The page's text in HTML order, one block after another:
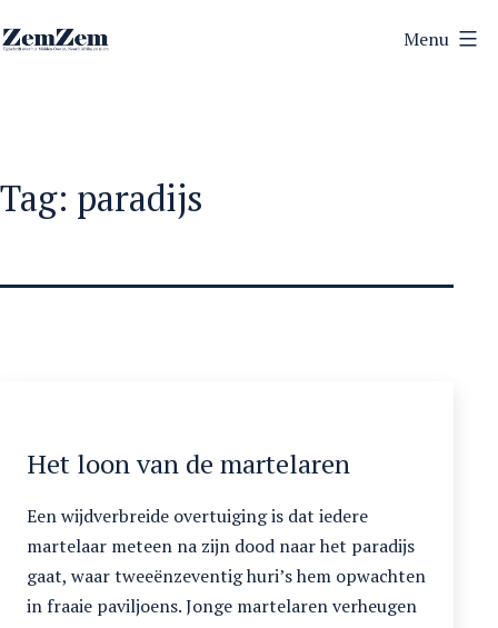
naar
Menu
Tag: paradijs
Het loon van de martelaren
Een wijdverbreide overtuiging is dat iedere
martelaar meteen na zijn dood naar het paradijs
gaat, waar tweeënzeventig huri’s hem opwachten
in fraaie paviljoens. Jonge martelaren verheugen